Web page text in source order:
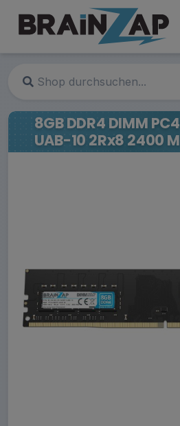
8GB DDR4 DIMM
UAB-10 2Rx8 2400